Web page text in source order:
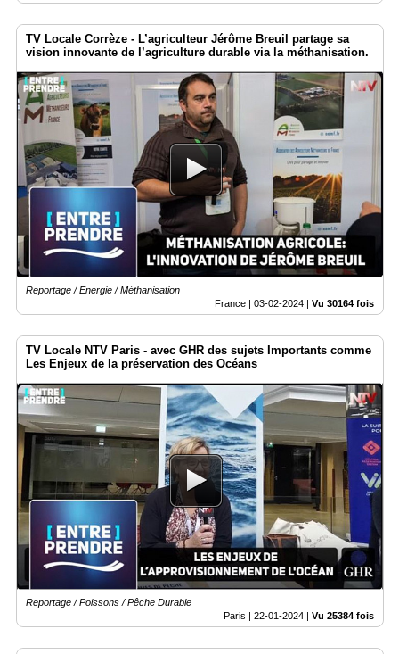
TV Locale Corrèze - L’agriculteur Jérôme Breuil partage sa
vision innovante de l’agriculture durable via la méthanisation.
Reportage / Energie / Méthanisation
France | 03-02-2024 Vu 30164 fois
TV Locale NTV Paris - avec GHR des sujets Importants comme
Les Enjeux de la préservation des Océans
Reportage / Poissons / Pêche Durable
Paris | 22-01-2024 | Vu 25384 fois